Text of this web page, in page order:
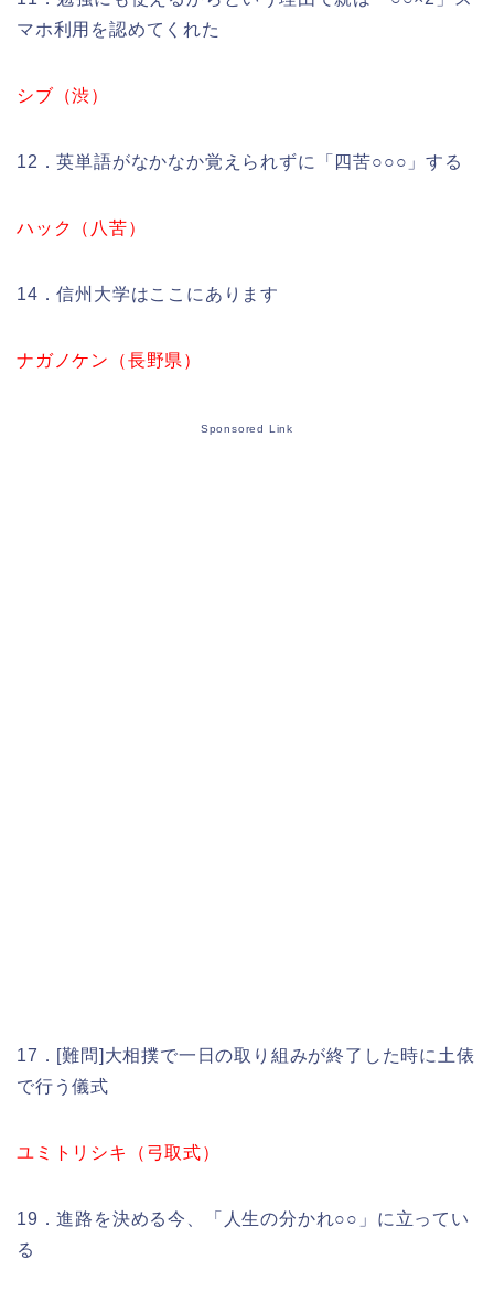
マホ利用を認めてくれた
シブ（渋）
12．英単語がなかなか覚えられずに「四苦○○○」する
ハック（八苦）
14．信州大学はここにあります
ナガノケン（長野県）
Sponsored Link
17．[難問]大相撲で一日の取り組みが終了した時に土俵
で行う儀式
ユミトリシキ（弓取式）
19．進路を決める今、「人生の分かれ○○」に立ってい
る